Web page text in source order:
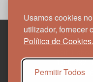
Usamos cookies
utilizador, fornecer
Política de Cookies.
Permitir Todos
1800-282
21 850 40 65